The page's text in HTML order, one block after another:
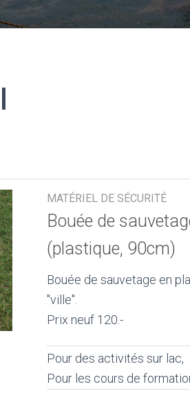
MATÉRIEL DE SÉCURITÉ
Bouée de
(plastique, 90cm)
Bouée de sauvetage en
"ville".
Prix neuf 120.-
Pour des activités sur lac,
Pour les cours de